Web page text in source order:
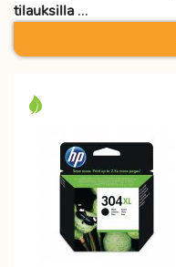
tilauksilla ...